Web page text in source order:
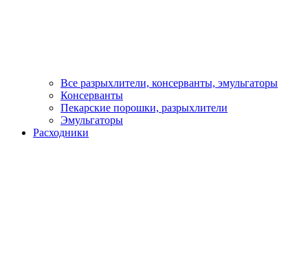
Все разрыхлители, консерванты, эмульгаторы
Консерванты
Пекарские порошки, разрыхлители
Эмульгаторы
Расходники